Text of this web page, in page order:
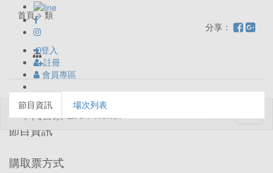
登入
註冊
會員專區
首頁 > 類
分享：
節目資訊 場次列表
節目資訊
購取票方式